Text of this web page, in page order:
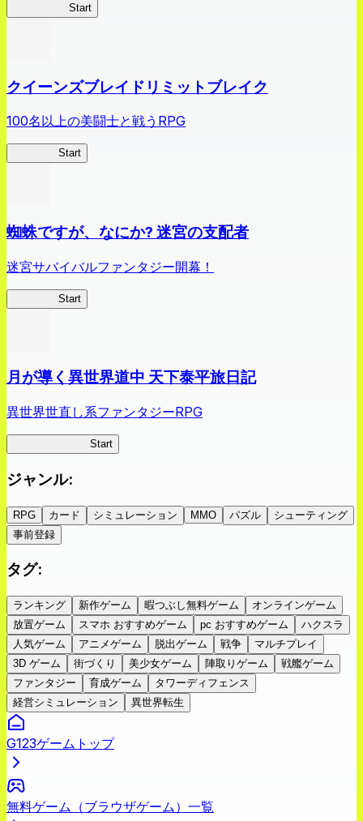
Start
クイーンズブレイドリミットブレイク
100名以上の美闘士と戦うRPG
Start
蜘蛛ですが、なにか? 迷宮の支配者
迷宮サバイバルファンタジー開幕！
Start
月が導く異世界道中 天下泰平旅日記
異世界世直し系ファンタジーRPG
Start
ジャンル:
RPG カード シミュレーション MMO パズル
シューティング
事前登録
タグ:
ランキング 新作ゲーム 暇つぶし無料ゲーム
オンラインゲーム
放置ゲーム
スマホ おすすめゲーム pc おすすめゲーム
ハクスラ
人気ゲーム
アニメゲーム 脱出ゲーム 戦争
マルチプレイ
3D ゲーム
街づくり 美少女ゲーム 陣取りゲーム
戦艦ゲーム
ファンタジー
育成ゲーム
タワーディフェンス
経営シミュレーション
異世界転生
G123ゲームトップ
無料ゲーム（ブラウザゲーム）一覧